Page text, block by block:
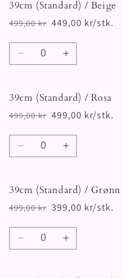
39cm (Standard) / Beige
Vanlig
pris
499,00 kr
Salgspris 449,00 kr/stk.
Antall
Senk
39cm
(Standard)
/
Beige
Øk
39cm
(Standard)
/
Beige
39cm (Standard) / Rosa
Vanlig
pris
499,00 kr
Salgspris 499,00 kr/stk.
Antall
Senk
39cm
(Standard)
/
Rosa
Øk
39cm
(Standard)
/
Rosa
39cm (Standard) / Grønn
Vanlig
pris
499,00 kr
Salgspris 399,00 kr/stk.
Antall
Senk
Øk